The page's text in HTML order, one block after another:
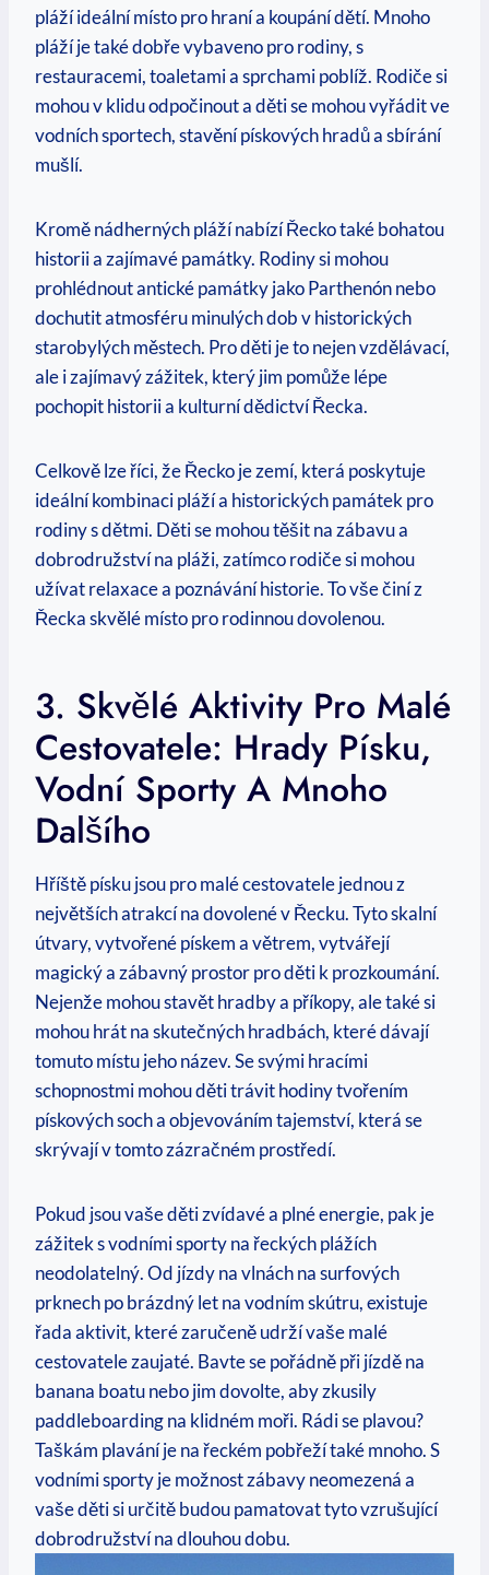
pláží ideální místo pro hraní⁣ a koupání ‍dětí. Mnoho
pláží je také dobře ‍vybaveno pro rodiny, s
restauracemi, toaletami ⁢a ⁤sprchami poblíž. Rodiče si
mohou v klidu odpočinout a ​děti ‌se mohou vyřádit ⁣ve
vodních sportech, stavění pískových hradů ‌a sbírání
mušlí.
Kromě nádherných pláží​ nabízí Řecko také bohatou​
historii a zajímavé památky. Rodiny​ si mohou
⁤prohlédnout antické památky jako ⁤Parthenón ‍nebo
dochutit atmosféru minulých dob v historických
starobylých městech. Pro děti je to nejen vzdělávací,
⁣ale‍ i zajímavý zážitek, který jim pomůže lépe
pochopit ⁣historii a kulturní dědictví Řecka.
Celkově ‍lze říci, že Řecko⁣ je zemí, která poskytuje
ideální kombinaci pláží a historických památek pro
rodiny s dětmi. Děti se ‌mohou těšit na zábavu a
dobrodružství na ⁣pláži, zatímco rodiče si mohou
užívat relaxace⁣ a poznávání historie. To vše činí z
Řecka skvělé​ místo pro rodinnou dovolenou.
3. Skvělé ⁢aktivity Pro Malé
Cestovatele: Hrady Písku,
Vodní Sporty A Mnoho
⁤dalšího
Hříště písku jsou pro malé cestovatele jednou z
největších atrakcí na dovolené v Řecku. Tyto skalní
útvary,​ vytvořené pískem a větrem, vytvářejí
magický a zábavný prostor pro děti k‌ prozkoumání.
Nejenže mohou stavět hradby a příkopy,‍ ale také si
mohou hrát⁢ na skutečných hradbách, které dávají‌
tomuto místu jeho název. Se svými hracími
schopnostmi mohou děti trávit hodiny‍ tvořením
pískových soch a objevováním tajemství, která se
skrývají v tomto zázračném prostředí.
Pokud jsou vaše​ děti​ zvídavé a plné energie, pak je
zážitek‌ s ​vodními sporty na řeckých⁢ plážích
neodolatelný. Od jízdy na vlnách na surfových
prknech po brázdný⁢ let na vodním skútru, existuje
řada aktivit, které zaručeně udrží vaše malé
cestovatele zaujaté. Bavte se pořádně‍ při jízdě na
banana⁣ boatu nebo jim dovolte, aby zkusily
paddleboarding na klidném moři. Rádi⁢ se plavou?
Taškám plavání je na řeckém pobřeží také mnoho. S
vodními sporty je možnost zábavy neomezená ​a ​
vaše děti si​ určitě budou pamatovat tyto vzrušující
dobrodružství na dlouhou dobu.